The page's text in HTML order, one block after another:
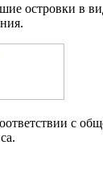
островки в
с